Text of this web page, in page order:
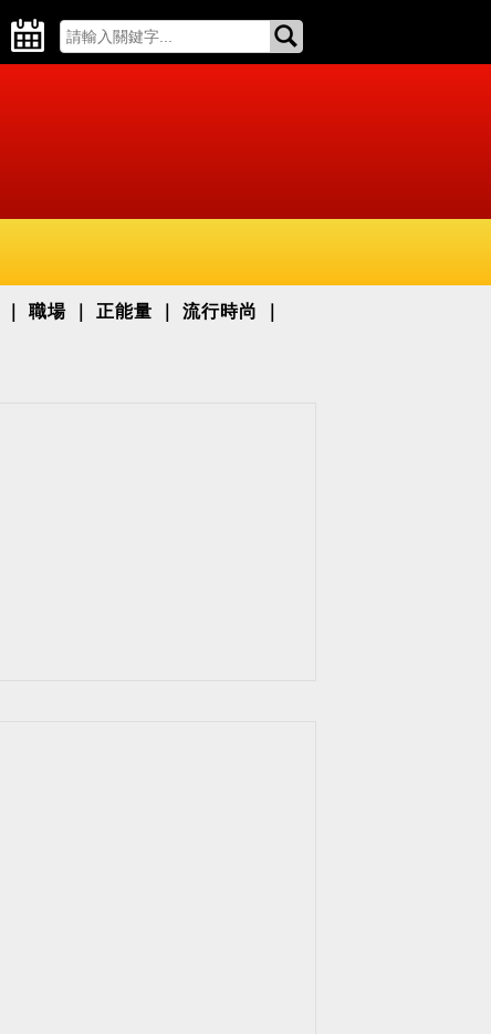
職場 正能量 流行時尚